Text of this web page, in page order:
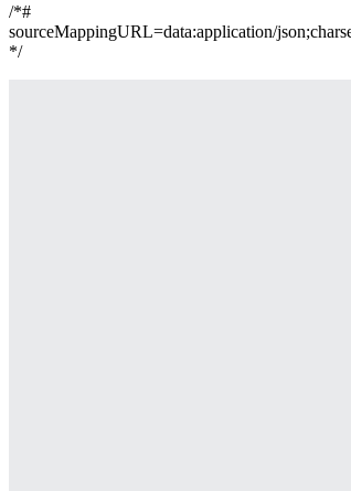
/*#
sourceMappingURL=data:application/
*/